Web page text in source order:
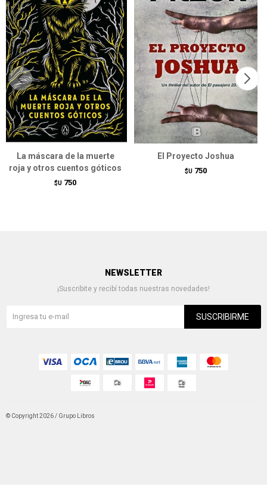
La máscara de la muerte
roja y otros cuentos góticos
$U 750
El Proyecto Joshua
$U 750
NEWSLETTER
¡Suscribite y recibí todas nuestras novedades!
SUSCRIBIRME
© Copyright 2026 / Grupo Libros